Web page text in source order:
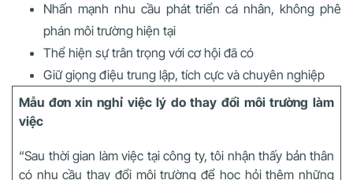
Nhấn mạnh nhu cầu phát triển cá nhân, không phê
phán môi trường hiện tại
Thể hiện sự trân trọng với cơ hội đã có
Giữ giọng điệu trung lập, tích cực và chuyên nghiệp
Mẫu đơn xin nghỉ việc lý do thay đổi môi trường làm
việc
“Sau thời gian làm việc tại công ty, tôi nhận thấy bản thân
có nhu cầu thay đổi môi trường để học hỏi thêm những